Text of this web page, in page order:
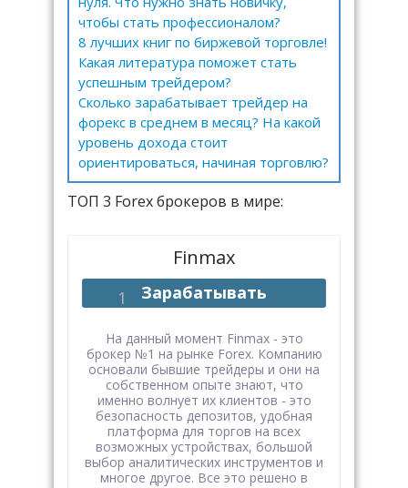
чтобы стать профессионалом?
8 лучших книг по биржевой торговле!
Какая литература поможет стать
успешным трейдером?
Сколько зарабатывает трейдер на
форекс в среднем в месяц? На какой
уровень дохода стоит
ориентироваться, начиная торговлю?
ТОП 3 Forex брокеров в мире:
Finmax
Зарабатывать
На данный момент Finmax - это
брокер №1 на рынке Forex. Компанию
основали бывшие трейдеры и они на
собственном опыте знают, что
именно волнует их клиентов - это
безопасность депозитов, удобная
платформа для торгов на всех
возможных устройствах, большой
выбор аналитических инструментов и
многое другое. Все это решено в